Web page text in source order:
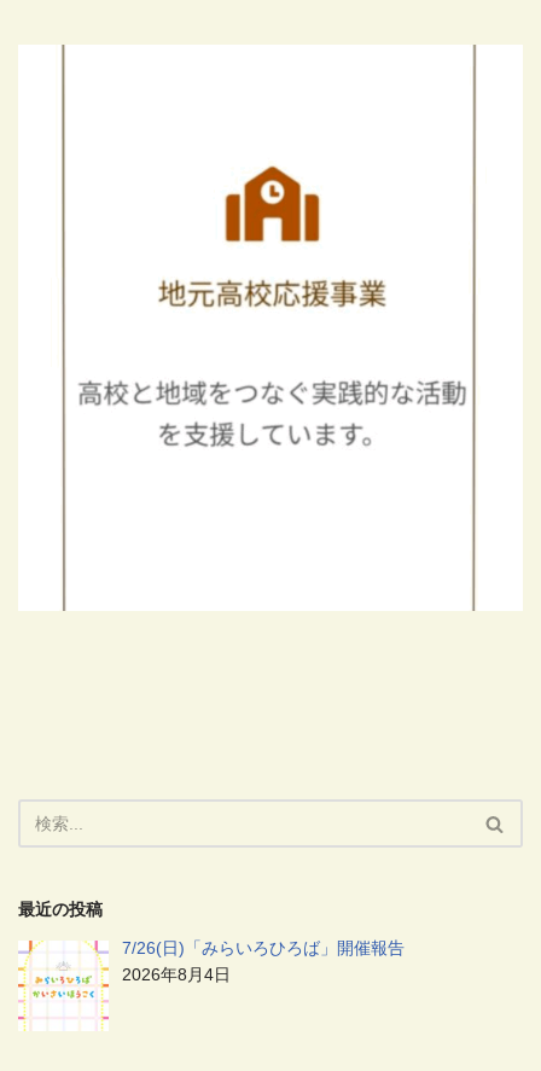
最近の投稿
7/26(日)「みらいろひろば」開催報告
2026年8月4日